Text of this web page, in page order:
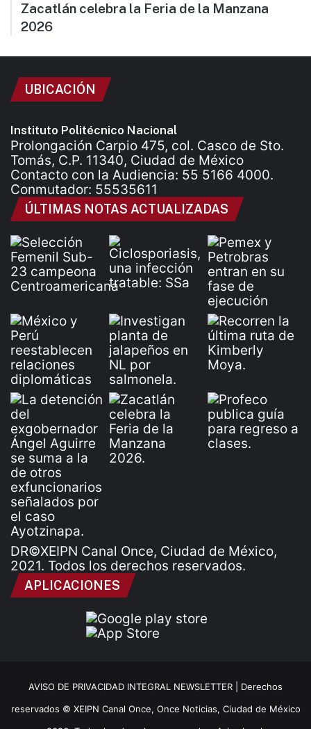
Zacatlán celebra la Feria de la Manzana
2026
UBICACIÓN
Instituto Politécnico Nacional
Prolongación Carpio 475, col. Casco de Sto.
Tomás, C.P. 11340, Ciudad de México
Contacto con la Audiencia: 55 5166 4000.
Conmutador: 55535611
ÚLTIMAS NOTAS ACTUALIZADAS
DR©XEIPN Canal Once, Ciudad de México,
2021. Todos los derechos reservados.
APLICACIONES
AVISO DE PRIVACIDAD INTEGRAL NEWSLETTER | Derechos
reservados © XEIPN Canal Once, Once Noticias, Ciudad de México